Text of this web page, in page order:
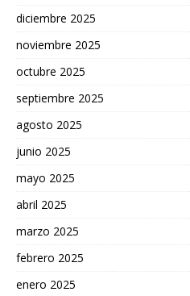
diciembre 2025
noviembre 2025
octubre 2025
septiembre 2025
agosto 2025
junio 2025
mayo 2025
abril 2025
marzo 2025
febrero 2025
enero 2025